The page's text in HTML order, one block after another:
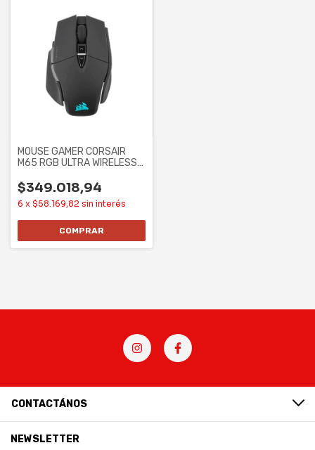
MOUSE GAMER CORSAIR
M65 RGB ULTRA WIRELESS
$349.018,94
6 x $58.169,82 sin interés
CONTACTÁNOS
NEWSLETTER